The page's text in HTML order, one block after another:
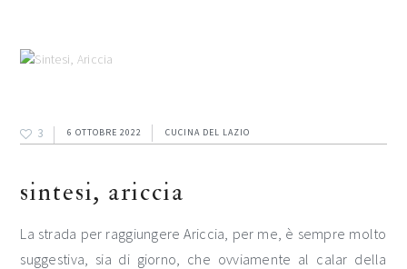
3 6 OTTOBRE 2022 CUCINA DEL LAZIO
sintesi, ariccia
La strada per raggiungere Ariccia, per me, è sempre molto
suggestiva, sia di giorno, che ovviamente al calar della